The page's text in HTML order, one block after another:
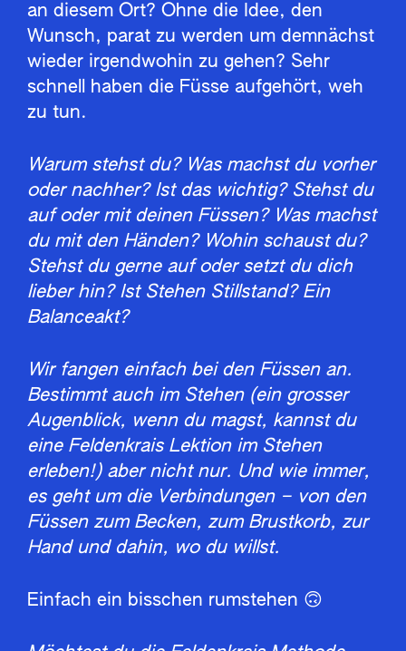
an diesem Ort? Ohne die Idee, den
Wunsch, parat zu werden um demnächst
wieder irgendwohin zu gehen? Sehr
schnell haben die Füsse aufgehört, weh
zu tun.
Warum stehst du? Was machst du vorher
oder nachher? Ist das wichtig? Stehst du
auf oder mit deinen Füssen? Was machst
du mit den Händen? Wohin schaust du?
Stehst du gerne auf oder setzt du dich
lieber hin? Ist Stehen Stillstand? Ein
Balanceakt?
Wir fangen einfach bei den Füssen an.
Bestimmt auch im Stehen (ein grosser
Augenblick, wenn du magst, kannst du
eine Feldenkrais Lektion im Stehen
erleben!) aber nicht nur. Und wie immer,
es geht um die Verbindungen – von den
Füssen zum Becken, zum Brustkorb, zur
Hand und dahin, wo du willst.
Einfach ein bisschen rumstehen 🙃